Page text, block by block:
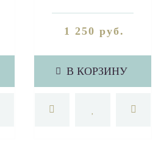
1 250 руб.
В КОРЗИНУ